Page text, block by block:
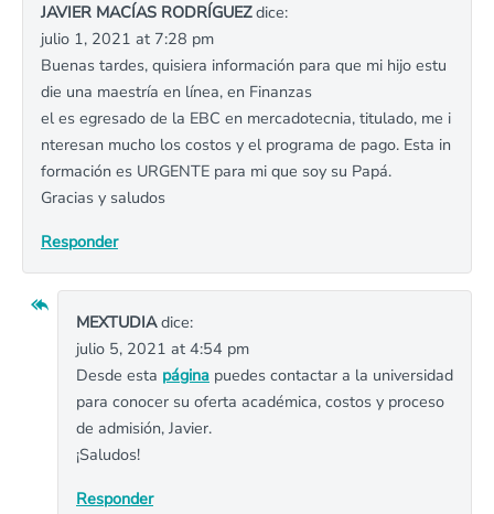
JAVIER MACÍAS RODRÍGUEZdice:
julio 1, 2021 at 7:28 pm
Buenas tardes, quisiera información para que mi hijo estu
die una maestría en línea, en Finanzas
el es egresado de la EBC en mercadotecnia, titulado, me i
nteresan mucho los costos y el programa de pago. Esta in
formación es URGENTE para mi que soy su Papá.
Gracias y saludos
Responder
MEXTUDIAdice:
julio 5, 2021 at 4:54 pm
Desde esta página puedes contactar a la universidad
para conocer su oferta académica, costos y proceso
de admisión, Javier.
¡Saludos!
Responder